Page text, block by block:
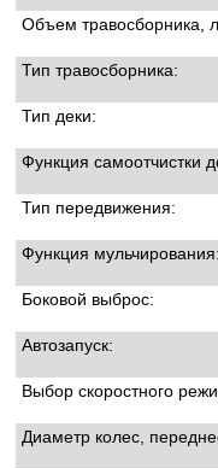
Объем травосборника,
Тип травосборника:
Тип деки:
Функция самоотчистки
Тип передвижения:
Функция мульчирования:
Боковой выброс:
Автозапуск:
Выбор скоростного
Диаметр колес,